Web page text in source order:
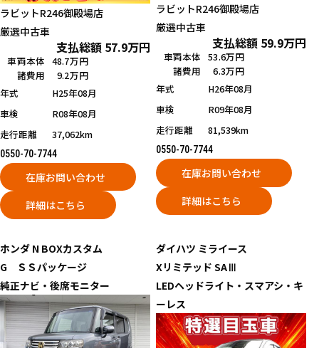
ラビットR246御殿場店
厳選中古車
支払総額 57.9万円
車両本体 48.7万円
諸費用
9.2万円
年式
H25年08月
車検
R08年08月
走行距離
37,062km
0550-70-7744
在庫お問い合わせ
詳細はこちら
ラビットR246御殿場店
厳選中古車
支払総額 59.9万円
車両本体 53.6万円
諸費用
6.3万円
年式
H26年08月
車検
R09年08月
走行距離
81,539km
0550-70-7744
在庫お問い合わせ
詳細はこちら
ホンダ N BOXカスタム
G ＳＳパッケージ
純正ナビ・後席モニター
ダイハツ ミライース
Xリミテッド SAⅢ
LEDヘッドライト・スマアシ・キ
ーレス